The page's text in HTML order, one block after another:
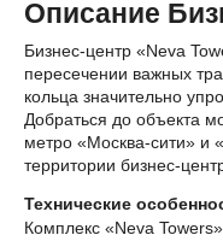
Описание
Бизнес-центр «Neva
пересечении важных
кольца значительно
Добраться до объекта
метро «Москва-сити» и
территории бизнес-
Технические
Комплекс «Neva